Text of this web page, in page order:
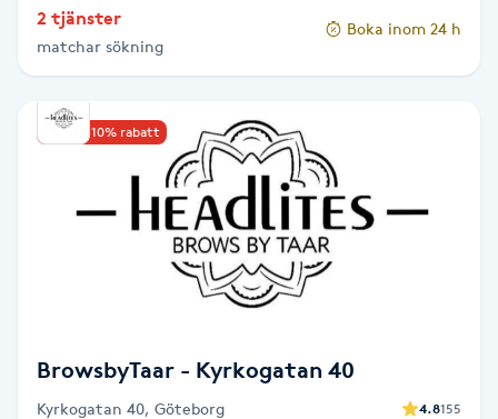
Hårbottenbehandling
Hårförlängning
Idrottsmassage
2 tjänster
matchar sökning
Boka inom 24 h
Upp till 10% rabatt
BrowsbyTaar - Kyrkogatan 40
Kyrkogatan 40, Göteborg 4.8155